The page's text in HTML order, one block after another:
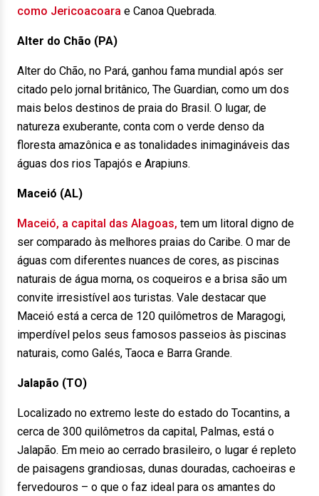
como Jericoacoara e Canoa Quebrada.
Alter do Chão (PA)
Alter do Chão, no Pará, ganhou fama mundial após ser
citado pelo jornal britânico, The Guardian, como um dos
mais belos destinos de praia do Brasil. O lugar, de
natureza exuberante, conta com o verde denso da
floresta amazônica e as tonalidades inimagináveis das
águas dos rios Tapajós e Arapiuns.
Maceió (AL)
Maceió, a capital das Alagoas, tem um litoral digno de
ser comparado às melhores praias do Caribe. O mar de
águas com diferentes nuances de cores, as piscinas
naturais de água morna, os coqueiros e a brisa são um
convite irresistível aos turistas. Vale destacar que
Maceió está a cerca de 120 quilômetros de Maragogi,
imperdível pelos seus famosos passeios às piscinas
naturais, como Galés, Taoca e Barra Grande.
Jalapão (TO)
Localizado no extremo leste do estado do Tocantins, a
cerca de 300 quilômetros da capital, Palmas, está o
Jalapão. Em meio ao cerrado brasileiro, o lugar é repleto
de paisagens grandiosas, dunas douradas, cachoeiras e
fervedouros – o que o faz ideal para os amantes do